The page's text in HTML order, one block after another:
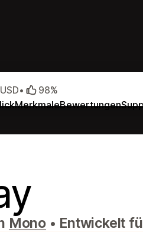
MerkmaleBewertungen
• 98%
Mono • Entwickelt